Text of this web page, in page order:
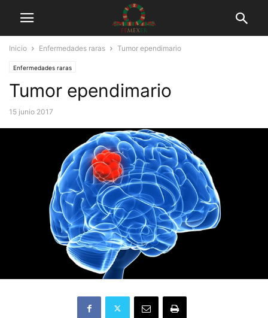
Inicio Enfermedades raras Tumor ependimario
Enfermedades raras
Tumor ependimario
15 junio 2017